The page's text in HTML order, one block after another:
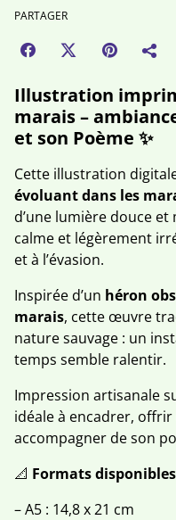
PARTAGER
Illustration
marais –
et son Poème ✨
Cette illustration
évoluant dans les
d’une lumière douce et
calme et légèrement
et à l’évasion.
Inspirée d’un héron
marais, cette œuvre
nature sauvage : un
temps semble ralentir.
Impression artisanale
idéale à encadrer,
accompagner de son
📐 Formats
– A5 : 14,8 x 21 cm